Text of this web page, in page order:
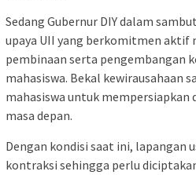
Sedang Gubernur DIY dalam
upaya UII yang berkomitmen aktif
pembinaan serta pengembangan
mahasiswa. Bekal kewirausahaan
mahasiswa untuk mempersiapkan
masa depan.
Dengan kondisi saat ini, lapangan
kontraksi sehingga perlu